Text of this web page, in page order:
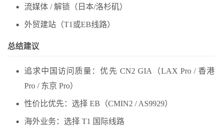
流媒体 / 解锁（日本/洛杉矶）
外贸建站（T1或EB线路）
总结建议
追求中国访问质量：优先 CN2 GIA（LAX Pro / 香港
Pro / 东京 Pro）
性价比优先：选择 EB（CMIN2 / AS9929）
海外业务：选择 T1 国际线路